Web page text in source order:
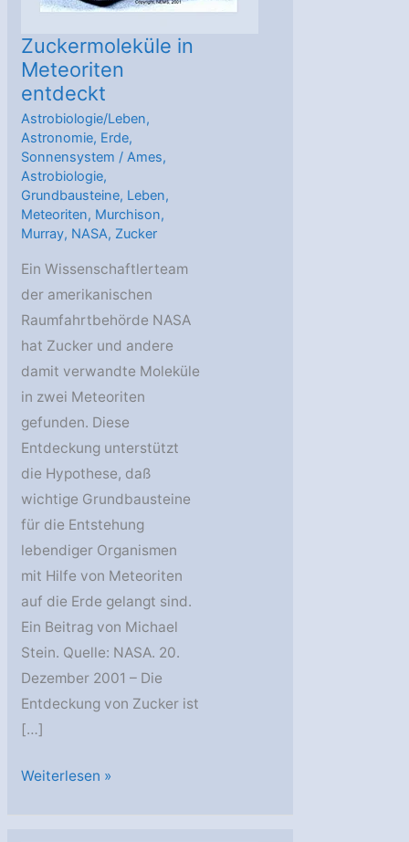
Zuckermoleküle in
Meteoriten
entdeckt
Astrobiologie/Leben,
Astronomie, Erde,
Sonnensystem /Ames,
Astrobiologie,
Grundbausteine, Leben,
Meteoriten, Murchison,
Murray, NASA, Zucker
Ein Wissenschaftlerteam
der amerikanischen
Raumfahrtbehörde NASA
hat Zucker und andere
damit verwandte Moleküle
in zwei Meteoriten
gefunden. Diese
Entdeckung unterstützt
die Hypothese, daß
wichtige Grundbausteine
für die Entstehung
lebendiger Organismen
mit Hilfe von Meteoriten
auf die Erde gelangt sind.
Ein Beitrag von Michael
Stein. Quelle: NASA. 20.
Dezember 2001 – Die
Entdeckung von Zucker ist
[…]
Zuckermoleküle
Weiterlesen »